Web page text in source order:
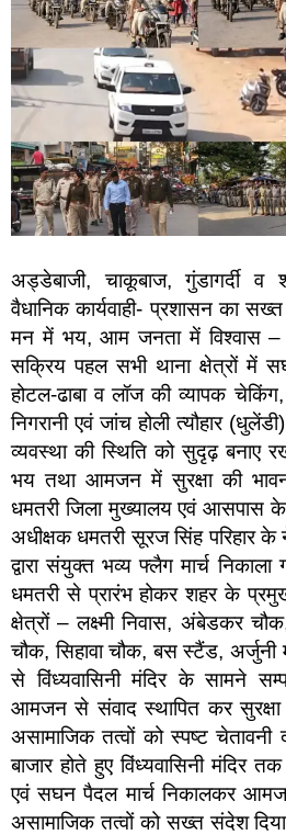
अड्डेबाजी, चाकूबाज, गुंडागर्दी व
वैधानिक कार्यवाही- प्रशासन का
मन में भय, आम जनता में विश्वास –
सक्रिय पहल सभी थाना क्षेत्रों में
होटल-ढाबा व लॉज की व्यापक
निगरानी एवं जांच होली त्यौहार
व्यवस्था की स्थिति को सुदृढ़ बनाए
भय तथा आमजन में सुरक्षा की
धमतरी जिला मुख्यालय एवं आसपास
अधीक्षक धमतरी सूरज सिंह परिहार
द्वारा संयुक्त भव्य फ्लैग मार्च निकाला
धमतरी से प्रारंभ होकर शहर के
क्षेत्रों – लक्ष्मी निवास, अंबेडकर
चौक, सिहावा चौक, बस स्टैंड, अर्जुनी
से विंध्यवासिनी मंदिर के सामने
आमजन से संवाद स्थापित कर सुरक्षा
असामाजिक तत्वों को स्पष्ट
बाजार होते हुए विंध्यवासिनी मंदिर
एवं सघन पैदल मार्च निकालकर
असामाजिक तत्वों को सख्त संदेश